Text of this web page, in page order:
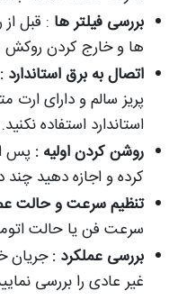
بررسی فیلتر ها : قبل
ها و خارج کردن
اتصال به برق استاندارد :
پریز سالم و دارای
استاندارد استفاده نکنید.
روشن کردن اولیه : پس
کرده و اجازه دهید چند
تنظیم سرعت و حالت
سرعت فن یا حالت
بررسی عملکرد :جریان
غیر عادی را بررسی